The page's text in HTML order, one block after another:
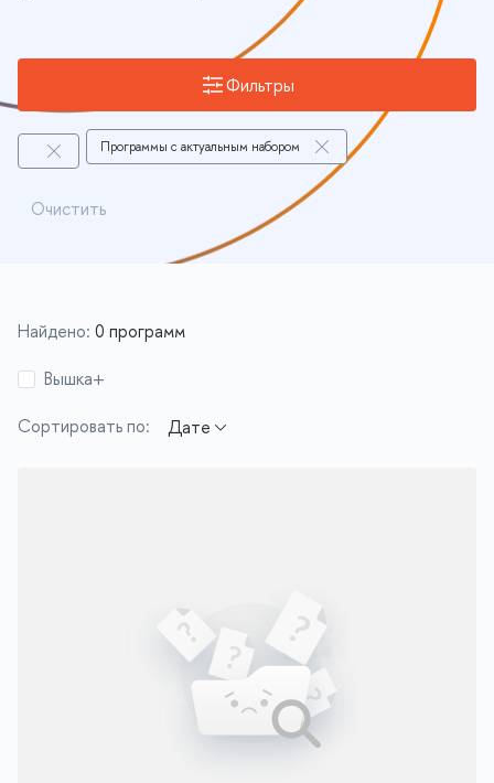
Фильтры
Программы с актуальным набором
Очистить
Найдено: 0 программ
Вышка+
Сортировать по: